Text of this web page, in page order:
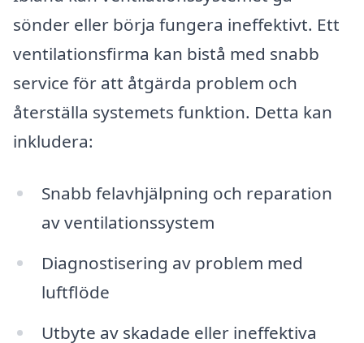
sönder eller börja fungera ineffektivt. Ett
ventilationsfirma kan bistå med snabb
service för att åtgärda problem och
återställa systemets funktion. Detta kan
inkludera:
Snabb felavhjälpning och reparation
av ventilationssystem
Diagnostisering av problem med
luftflöde
Utbyte av skadade eller ineffektiva